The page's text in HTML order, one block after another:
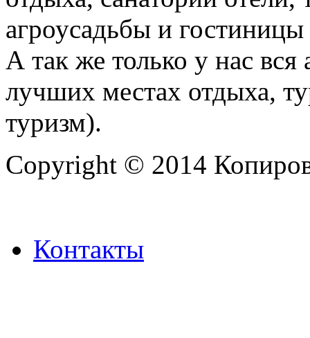
агроусадьбы и
А так же только у нас
лучших местах отдыха,
туризм).
Copyright © 2014
Контакты